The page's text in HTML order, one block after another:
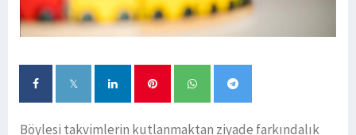
Böylesi takvimlerin kutlanmaktan ziyade farkındalık